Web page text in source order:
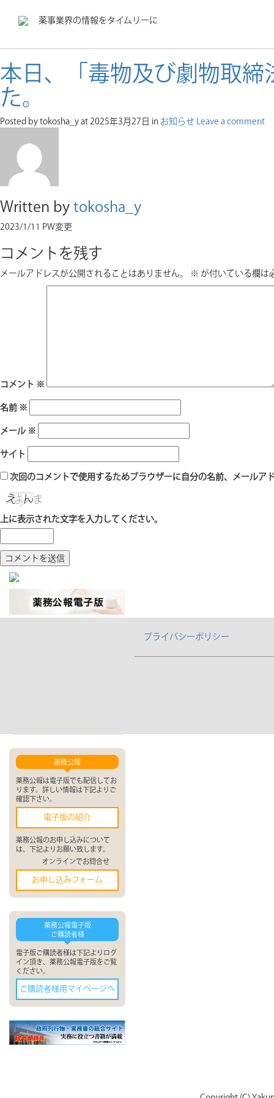
薬事業界の情報をタイムリーに
本日、「毒物及び劇物取
た。
Posted by tokosha_y at 2025年3月27日 in お知らせ Leave a comment
Written by tokosha_y
2023/1/11 PW変更
コメントを残す
メールアドレスが公開されることはありません。 ※ が付いている欄は
コメント ※
名前 ※
メール ※
サイト
次回のコメントで使用するためブラウザーに自分の名前、メールア
上に表示された文字を入力してください。
薬務公報
薬務公報は電子版でも配信してお
ります。詳しい情報は下記よりご
確認下さい。
電子版の紹介
薬務公報のお申し込みについて
は、下記よりお願い致します。
オンラインでお問合せ
お申し込みフォーム
薬務公報電子版
ご購読者様
電子版ご購読者様は下記よりログ
イン頂き、薬務公報電子版をご覧
ください。
ご購読者様用マイページへ
プライバシーポリシー